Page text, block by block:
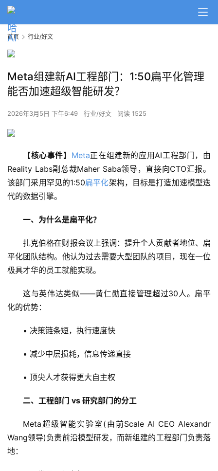
首页 行业/好文
Meta组建新AI工程部门：1:50扁平化管理
能否加速超级智能研发？
2026年3月5日 下午6:49 行业/好文 阅读 1525
【核心事件】 Meta正在组建新的应用AI工程部门，由
Reality Labs副总裁Maher Saba领导，直接向CTO汇报。
该部门采用罕见的1:50扁平化架构，目标是打造加速模型迭
代的数据引擎。
一、为什么是扁平化？
扎克伯格在财报会议上强调：提升个人贡献者地位、扁
平化团队结构。他认为过去需要大型团队的项目，现在一位
极具才华的员工就能实现。
这与英伟达类似——黄仁勋直接管理超过30人。扁平
化的优势：
• 决策链条短，执行速度快
• 减少中层损耗，信息传递直接
• 顶尖人才获得更大自主权
二、工程部门 vs 研究部门的分工
Meta超级智能实验室(由前Scale AI CEO Alexandr
Wang领导)负责前沿模型研发，而新组建的工程部门负责落
地：